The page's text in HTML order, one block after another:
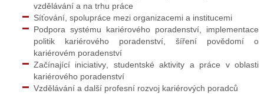
vzdělávání a na trhu práce
Síťování, spolupráce mezi organizacemi a institucemi
Podpora systému kariérového poradenství, implementace
politik kariérového poradenství, šíření povědomí o
kariérovém poradenství
Začínající iniciativy, studentské aktivity a práce v oblasti
kariérového poradenství
Vzdělávání a další profesní rozvoj kariérových poradců